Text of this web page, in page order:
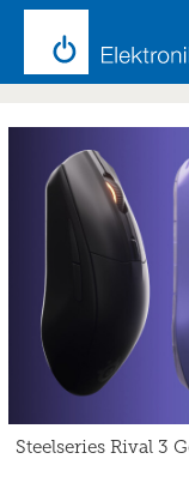
Steelseries Rival 3